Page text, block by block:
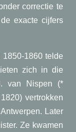
correctie te
exacte cijfers
1860 telde
zich in die
van Nispen (*
vertrokken
Later
Ze kwamen